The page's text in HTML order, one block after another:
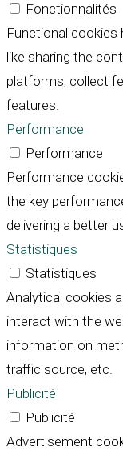
Fonctionnalités
Functional
like sharing the
platforms, collect
features.
Performance
Performance
Performance
the key
delivering a better
Statistiques
Statistiques
Analytical cookies
interact with the
information on
traffic source, etc.
Publicité
Publicité
Advertisement